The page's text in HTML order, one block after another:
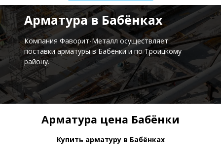
Арматура в Бабёнках
Компания Фаворит-Металл осуществляет
поставкиарматуры в Бабёнки и по Троицкому
району.
Арматура цена Бабёнки
Купить арматуру в Бабёнках